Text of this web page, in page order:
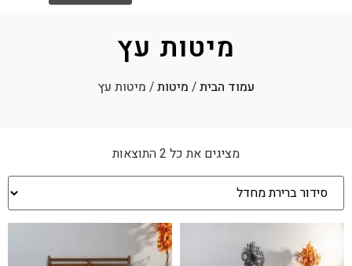
מיטות עץ
עמוד הבית/ מיטות/ מיטות עץ
מציגים את כל ⁦2⁩ התוצאות